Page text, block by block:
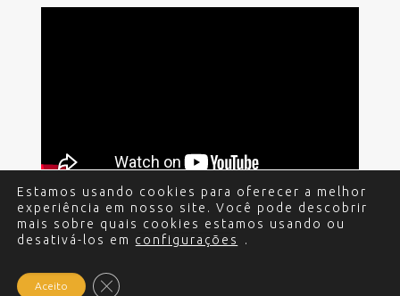
© 2017 - 2024 Edgar Miguel. Todos os direitos
Desenvolvimento do site: Alex Sanches
Estamos usando cookies para oferecer a melhor
experiência em nosso site. Você pode descobrir
mais sobre quais cookies estamos usando ou
desativá-los em configurações .
Aceito Close GDPR Cookie Banner